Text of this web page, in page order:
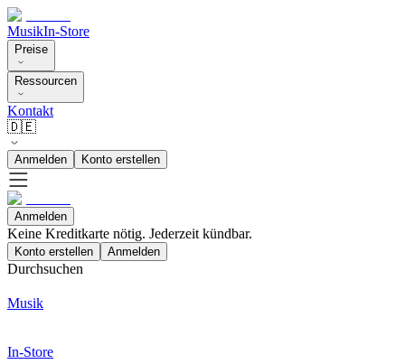
MusikIn-Store
Preise
Ressourcen
Kontakt
🇩🇪
Anmelden Konto erstellen
Anmelden
Keine Kreditkarte nötig. Jederzeit kündbar.
Konto erstellen Anmelden
Durchsuchen
Musik
In-Store